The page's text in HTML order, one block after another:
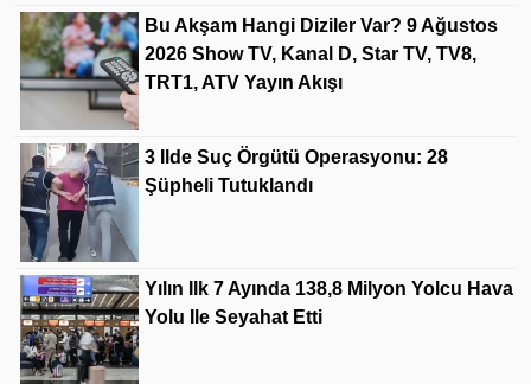
Bu Akşam Hangi Diziler Var? 9 Ağustos
2026 Show TV, Kanal D, Star TV, TV8,
TRT1, ATV Yayın Akışı
3 Ilde Suç Örgütü Operasyonu: 28
Şüpheli Tutuklandı
Yılın Ilk 7 Ayında 138,8 Milyon Yolcu Hava
Yolu Ile Seyahat Etti